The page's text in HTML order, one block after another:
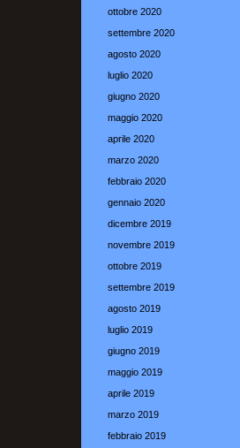
ottobre 2020
settembre 2020
agosto 2020
luglio 2020
giugno 2020
maggio 2020
aprile 2020
marzo 2020
febbraio 2020
gennaio 2020
dicembre 2019
novembre 2019
ottobre 2019
settembre 2019
agosto 2019
luglio 2019
giugno 2019
maggio 2019
aprile 2019
marzo 2019
febbraio 2019